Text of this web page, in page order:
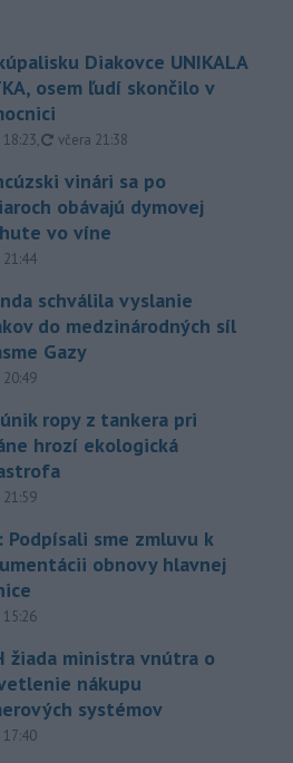
Diakovce UNIKALA
osem ľudí skončilo v
, aktualizované
včera 21:38
vinári sa po
obávajú dymovej
vo víne
schválila vyslanie
do medzinárodných síl
Gazy
ropy z tankera pri
hrozí ekologická
Podpísali sme zmluvu k
obnovy hlavnej
žiada ministra vnútra o
nákupu
systémov